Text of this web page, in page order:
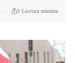
5 Lectura mínima